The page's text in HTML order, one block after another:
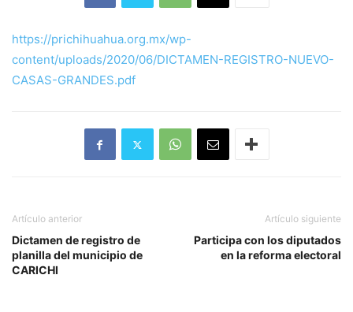
https://prichihuahua.org.mx/wp-
content/uploads/2020/06/DICTAMEN-REGISTRO-NUEVO-
CASAS-GRANDES.pdf
Artículo anterior
Dictamen de registro de
planilla del municipio de
CARICHI
Artículo siguiente
Participa con los diputados
en la reforma electoral